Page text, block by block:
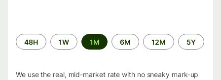
Time
period
48H 1W 1M 6M 12M 5Y
We use the real, mid-market rate with no sneaky mark-up